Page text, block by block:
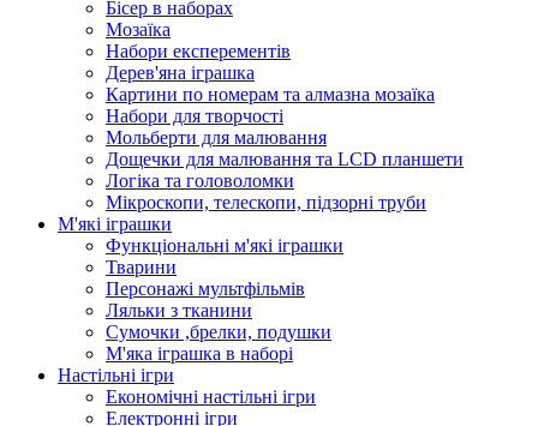
Бісер в наборах
Мозаїка
Набори експерементів
Дерев'яна іграшка
Картини по номерам та алмазна мозаїка
Набори для творчості
Мольберти для малювання
Дощечки для малювання та LCD планшети
Логіка та головоломки
Мікроскопи, телескопи, підзорні труби
М'які іграшки
Функціональні м'які іграшки
Тварини
Персонажі мультфільмів
Ляльки з тканини
Сумочки ,брелки, подушки
М'яка іграшка в наборі
Настільні ігри
Економічні настільні ігри
Електронні ігри